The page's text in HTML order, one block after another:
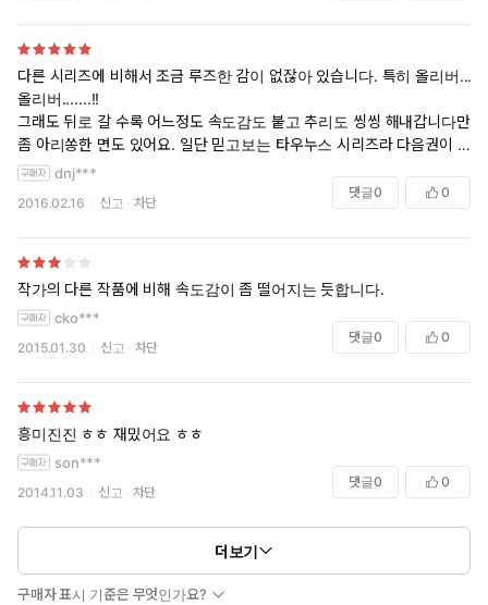
다른 시리즈에 비해서 조금 루즈한 감이 없잖아 있습니다. 특히 올리버...
올리버.......!!
그래도 뒤로 갈 수록 어느정도 속도감도 붙고 추리도 씽씽 해내갑니다만
좀 아리쏭한 면도 있어요. 일단 믿고보는 타우누스 시리즈라 다음권이 절
로 기다려집니다.
dnj***
2016.02.16 신고 차단
댓글0 0
작가의 다른 작품에 비해 속도감이 좀 떨어지는 듯합니다.
cko***
2015.01.30 신고 차단
댓글0 0
흥미진진 ㅎㅎ 재밌어요 ㅎㅎ
son***
2014.11.03 신고 차단
댓글0 0
더보기
구매자 표시 기준은 무엇인가요?